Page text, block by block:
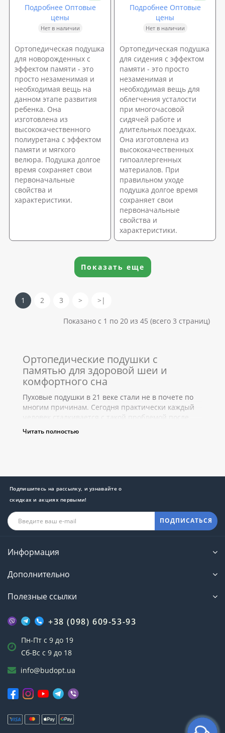
Подробнее Оптовые
цены
Нет в наличии
Ортопедическая подушка
для новорожденных с
эффектом памяти - это
просто незаменимая и
необходимая вещь на
данном этапе развития
ребенка. Она
изготовлена из
высококачественного
полиуретана с эффектом
памяти и мягкого
велюра. Подушка долгое
время сохраняет свои
первоначальные
свойства и
характеристики.
Подробнее Оптовые
цены
Нет в наличии
Ортопедическая подушка
для сидения с эффектом
памяти - это просто
незаменимая и
необходимая вещь для
облегчения усталости
при многочасовой
сидячей работе и
длительных поездках.
Она изготовлена из
высококачественных
гипоаллергенных
материалов. При
правильном уходе
подушка долгое время
сохраняет свои
первоначальные
свойства и
характеристики.
Показать еще
1 2 3 > >|
Показано с 1 по 20 из 45 (всего 3 страниц)
Ортопедические подушки с
памятью для здоровой шеи и
комфортного сна
Пуховые подушки в 21 веке стали не в почете по
многим причинам. Сегодня практически каждый
человек сталкивается с такой проблемой после
пробуждения как отек шейного отдела и, как это ни
Ортопедическая подушка: в чем
заключается суть
Эра пуховых подушек постепенно отходит в
прошлое, так как давно уже доказано, что
Читать полностью
Подпишитесь на рассылку, и узнавайте о
скидках и акциях первыми!
ПОДПИСАТЬСЯ
Информация
Дополнительно
Полезные ссылки
+38 (098) 609-53-93
Пн-Пт с 9 до 19
Сб-Вс с 9 до 18
info@budopt.ua